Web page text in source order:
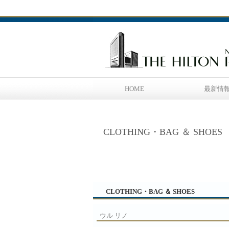
HOME 最新情
CLOTHING・BAG ＆ SHOES
CLOTHING・BAG ＆ SHOES
ウル リノ